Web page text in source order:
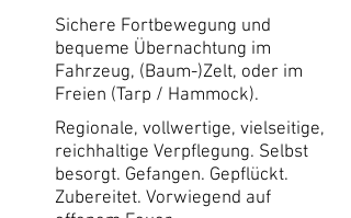
Sichere Fortbewegung und
bequeme Übernachtung im
Fahrzeug, (Baum-)Zelt, oder im
Freien (Tarp / Hammock).
Regionale, vollwertige, vielseitige,
reichhaltige Verpflegung. Selbst
besorgt. Gefangen. Gepflückt.
Zubereitet. Vorwiegend auf